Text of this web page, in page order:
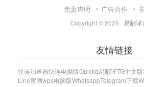
免责声明 广告合作
Copyright © 2025 · 易翻译
友情链接
快连加速器快连电脑版Quickq易翻译TG中文版
Line官网wps电脑版WhatsappTelegram下载